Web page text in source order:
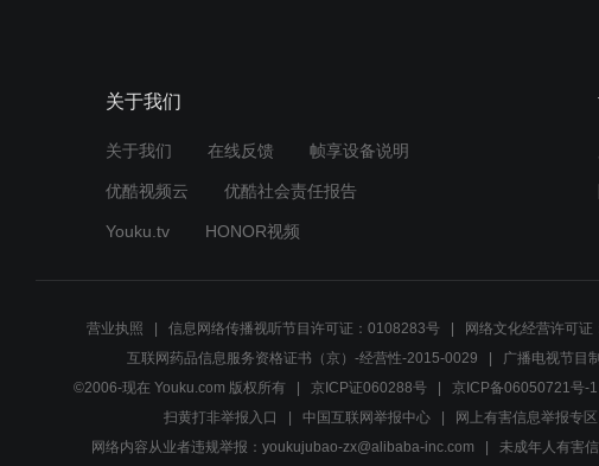
关于我们
关于我们 在线反馈 帧享设备说明
优酷视频云 优酷社会责任报告
Youku.tv HONOR视频
营业执照 信息网络传播视听节目许可证：0108283号 网络文化经营许可
互联网药品信息服务资格证书（京）-经营性-2015-0029
广播电视节目
©2006-现在 Youku.com 版权所有
京ICP证060288号 京ICP备06050721号-1
扫黄打非举报入口
中国互联网举报中心 网上有害信息举报专区
网络内容从业者违规举报：youkujubao-zx@alibaba-inc.com
未成年人有害